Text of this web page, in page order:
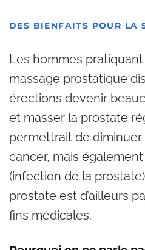
DES BIENFAITS POUR LA
Les hommes
massage prostatique
érections devenir
et masser la prostate
permettrait de diminuer
cancer, mais
(infection de la
prostate est d’ailleurs
fins médicales.